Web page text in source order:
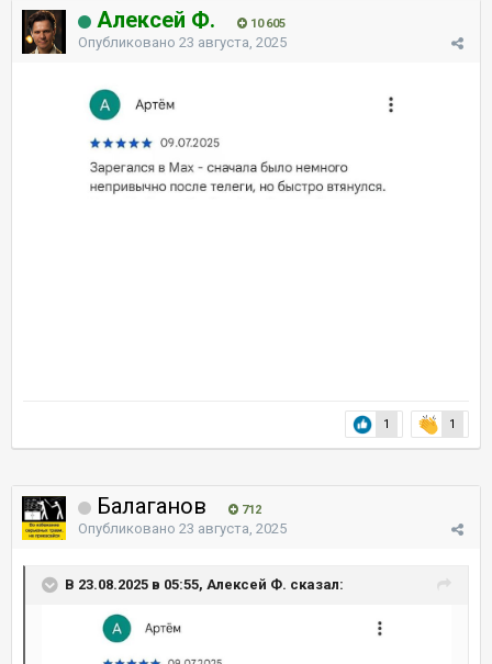
Алексей Ф. 10 605
Опубликовано 23 августа, 2025
1 1
Балаганов 712
Опубликовано 23 августа, 2025
В 23.08.2025 в 05:55, Алексей Ф. сказал: